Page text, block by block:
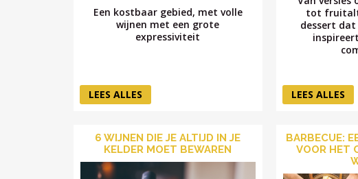
Een kostbaar gebied, met volle
wijnen met een grote
expressiviteit
LEES ALLES
tot
dessert
LEES ALLES
6 WIJNEN DIE JE ALTIJD IN JE
KELDER MOET BEWAREN
BARBECUE:
VOOR HET